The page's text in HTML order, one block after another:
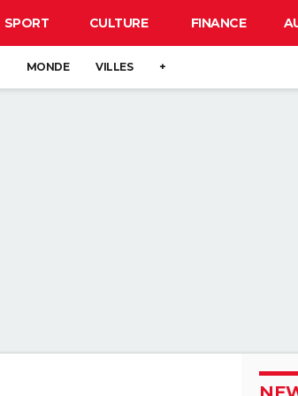
SPORT CULTURE FINANCE
MONDE VILLES +